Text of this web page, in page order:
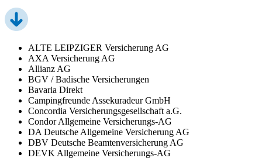
ALTE LEIPZIGER Versicherung AG
AXA Versicherung AG
Allianz AG
BGV / Badische Versicherungen
Bavaria Direkt
Campingfreunde Assekuradeur GmbH
Concordia Versicherungsgesellschaft a.G.
Condor Allgemeine Versicherungs-AG
DA Deutsche Allgemeine Versicherung AG
DBV Deutsche Beamtenversicherung AG
DEVK Allgemeine Versicherungs-AG